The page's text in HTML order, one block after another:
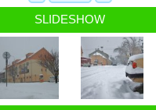
SLIDESHOW